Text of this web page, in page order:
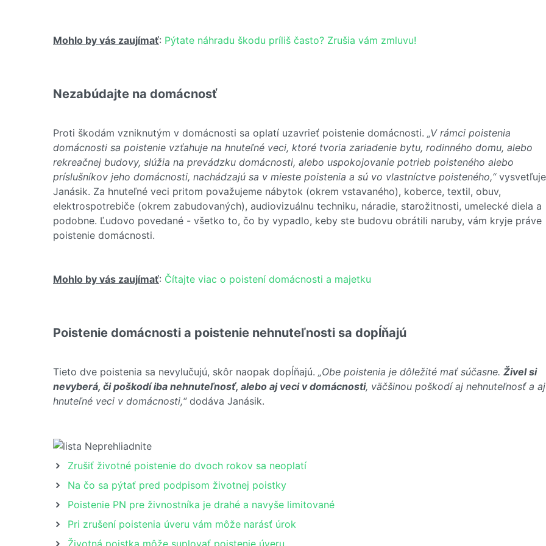
Mohlo by vás zaujímať: Pýtate náhradu škodu príliš často? Zrušia vám zmluvu!
Nezabúdajte na domácnosť
Proti škodám vzniknutým v domácnosti sa oplatí uzavrieť poistenie domácnosti. „V rámci poistenia
domácnosti sa poistenie vzťahuje na hnuteľné veci, ktoré tvoria zariadenie bytu, rodinného domu, alebo
rekreačnej budovy, slúžia na prevádzku domácnosti, alebo uspokojovanie potrieb poisteného alebo
príslušníkov jeho domácnosti, nachádzajú sa v mieste poistenia a sú vo vlastníctve poisteného,“vysvetľuje
Janásik. Za hnuteľné veci pritom považujeme nábytok (okrem vstavaného), koberce, textil, obuv,
elektrospotrebiče (okrem zabudovaných), audiovizuálnu techniku, náradie, starožitnosti, umelecké diela a
podobne. Ľudovo povedané - všetko to, čo by vypadlo, keby ste budovu obrátili naruby, vám kryje práve
poistenie domácnosti.
Mohlo by vás zaujímať: Čítajte viac o poistení domácnosti a majetku
Poistenie domácnosti a poistenie nehnuteľnosti sa dopĺňajú
Tieto dve poistenia sa nevylučujú, skôr naopak dopĺňajú. „Obe poistenia je dôležité mať súčasne. Živel si
nevyberá, či poškodí iba nehnuteľnosť, alebo aj veci v domácnosti, väčšinou poškodí aj nehnuteľnosť a aj
hnuteľné veci v domácnosti,“dodáva Janásik.
Zrušiť životné poistenie do dvoch rokov sa neoplatí
Na čo sa pýtať pred podpisom životnej poistky
Poistenie PN pre živnostníka je drahé a navyše limitované
Pri zrušení poistenia úveru vám môže narásť úrok
Životná poistka môže suplovať poistenie úveru